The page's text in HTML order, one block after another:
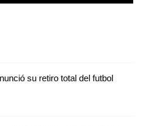
su retiro total del futbol